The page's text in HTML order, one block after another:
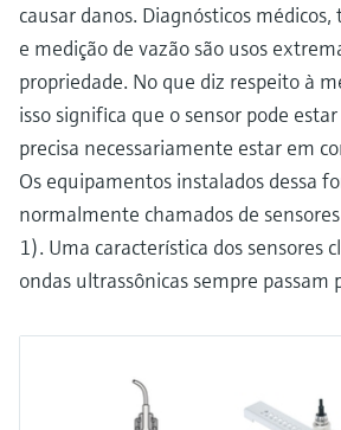
causar danos. Diagnósticos
e medição de vazão são usos
propriedade. No que diz respeito à
isso significa que o sensor pode
precisa necessariamente estar em
Os equipamentos instalados dessa
normalmente chamados de
1). Uma característica dos sensores
ondas ultrassônicas sempre passam